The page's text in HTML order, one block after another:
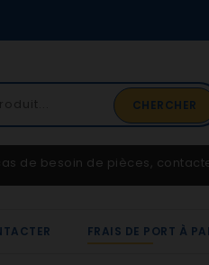
CHERCHER
02 41 65 37
Service client
de besoin de pièces,
FRAIS DE PORT À